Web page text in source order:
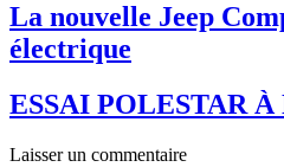
La nouvelle Jeep
électrique
ESSAI POLESTAR À
Laisser un commentaire